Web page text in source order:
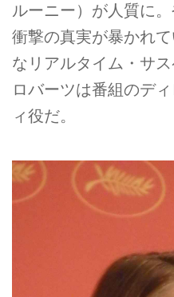
ルーニー）が人質に
衝撃の真実が暴かれ
なリアルタイム・サ
ロバーツは番組のデ
ィ役だ。